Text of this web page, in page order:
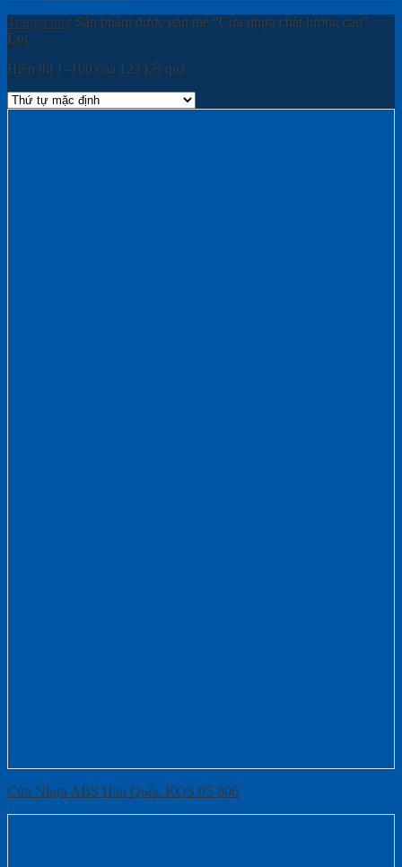
Trang chủ / Sản phẩm được gắn thẻ “Cửa nhựa chất lượng cao”
Lọc
Hiển thị 1–100 của 123 kết quả
Cửa Nhựa ABS Hàn Quốc KOS.05-806